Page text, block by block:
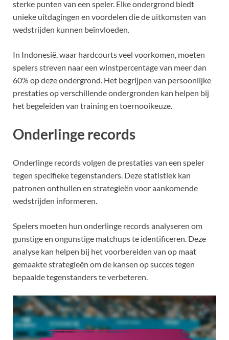
sterke punten van een speler. Elke ondergrond biedt
unieke uitdagingen en voordelen die de uitkomsten van
wedstrijden kunnen beïnvloeden.
In Indonesië, waar hardcourts veel voorkomen, moeten
spelers streven naar een winstpercentage van meer dan
60% op deze ondergrond. Het begrijpen van persoonlijke
prestaties op verschillende ondergronden kan helpen bij
het begeleiden van training en toernooikeuze.
Onderlinge records
Onderlinge records volgen de prestaties van een speler
tegen specifieke tegenstanders. Deze statistiek kan
patronen onthullen en strategieën voor aankomende
wedstrijden informeren.
Spelers moeten hun onderlinge records analyseren om
gunstige en ongunstige matchups te identificeren. Deze
analyse kan helpen bij het voorbereiden van op maat
gemaakte strategieën om de kansen op succes tegen
bepaalde tegenstanders te verbeteren.